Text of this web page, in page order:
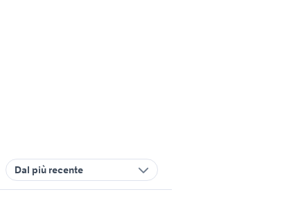
Dal più recente